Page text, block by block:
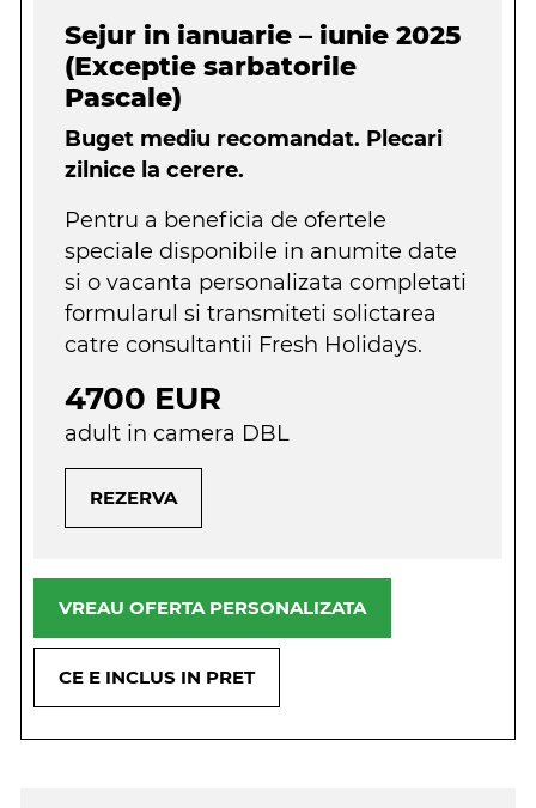
Sejur in ianuarie – iunie 2025
(Exceptie sarbatorile
Pascale)
Buget mediu recomandat. Plecari
zilnice la cerere.
Pentru a beneficia de ofertele
speciale disponibile in anumite date
si o vacanta personalizata completati
formularul si transmiteti solictarea
catre consultantii Fresh Holidays.
4700 EUR
adult in camera DBL
REZERVA
VREAU OFERTA PERSONALIZATA
CE E INCLUS IN PRET